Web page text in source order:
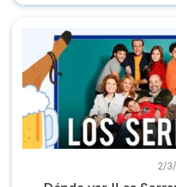
Dónde ver 'Los Serrano'
2/